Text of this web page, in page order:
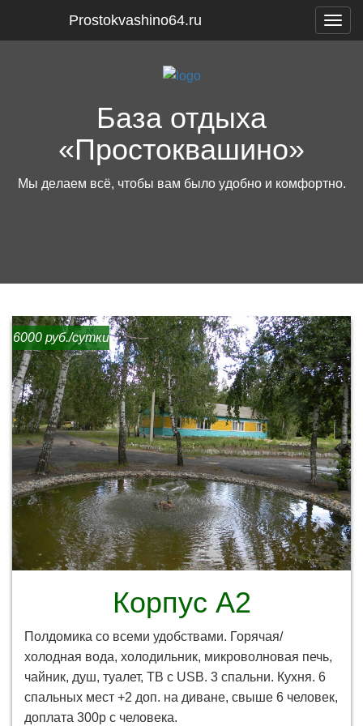
Prostokvashino64.ru
База отдыха
«Простоквашино»
6000 руб./сутки
Корпус А2
Полдомика со всеми удобствами. Горячая/
холодная вода, холодильник, микроволновая печь,
чайник, душ, туалет, ТВ с USB. 3 спальни. Кухня. 6
спальных мест +2 доп. на диване, свыше 6 человек,
доплата 300р с человека.